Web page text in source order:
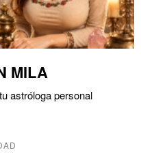
MILA
astróloga personal